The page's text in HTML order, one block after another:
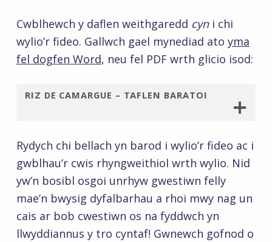
Cwblhewch y daflen weithgaredd cyni chi
wylio’r fideo. Gallwch gael mynediad ato yma
fel dogfen Word, neu fel PDF wrth glicio isod:
RIZ DE CAMARGUE – TAFLEN BARATOI
Rydych chi bellach yn barod i wylio’r fideo ac i
gwblhau’r cwis rhyngweithiol wrth wylio. Nid
yw’n bosibl osgoi unrhyw gwestiwn felly
mae’n bwysig dyfalbarhau a rhoi mwy nag un
cais ar bob cwestiwn os na fyddwch yn
llwyddiannus y tro cyntaf! Gwnewch gofnod o